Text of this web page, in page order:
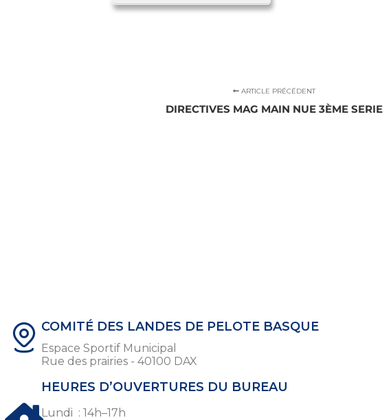
ARTICLE PRÉCÉDENT
DIRECTIVES MAG MAIN NUE 3ÈME SERIE
COMITÉ DES LANDES DE PELOTE BASQUE
Espace Sportif Municipal
Rue des prairies - 40100 DAX
HEURES D’OUVERTURES DU BUREAU
Lundi : 14h–17h